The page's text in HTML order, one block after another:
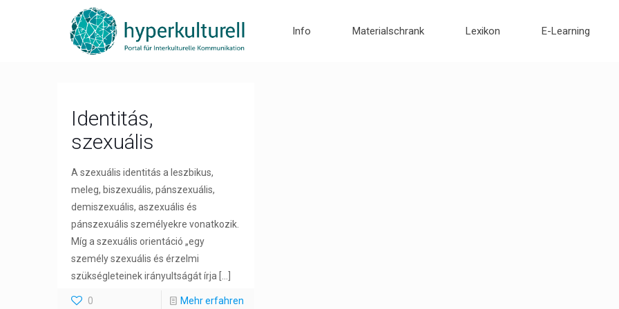
Info Materialschrank Lexikon E-Learning
Identitás,
szexuális
A szexuális identitás a leszbikus,
meleg, biszexuális, pánszexuális,
demiszexuális, aszexuális és
pánszexuális személyekre vonatkozik.
Míg a szexuális orientáció „egy
személy szexuális és érzelmi
szükségleteinek irányultságát írja
0 Mehr erfahren